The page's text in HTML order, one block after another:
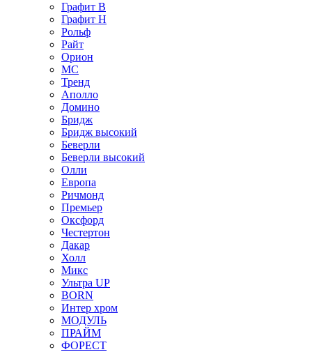
Графит В
Графит Н
Рольф
Райт
Орион
МС
Тренд
Аполло
Домино
Бридж
Бридж высокий
Беверли
Беверли высокий
Олли
Европа
Ричмонд
Премьер
Оксфорд
Честертон
Дакар
Холл
Микс
Ультра UP
BORN
Интер хром
МОДУЛЬ
ПРАЙМ
ФОРЕСТ